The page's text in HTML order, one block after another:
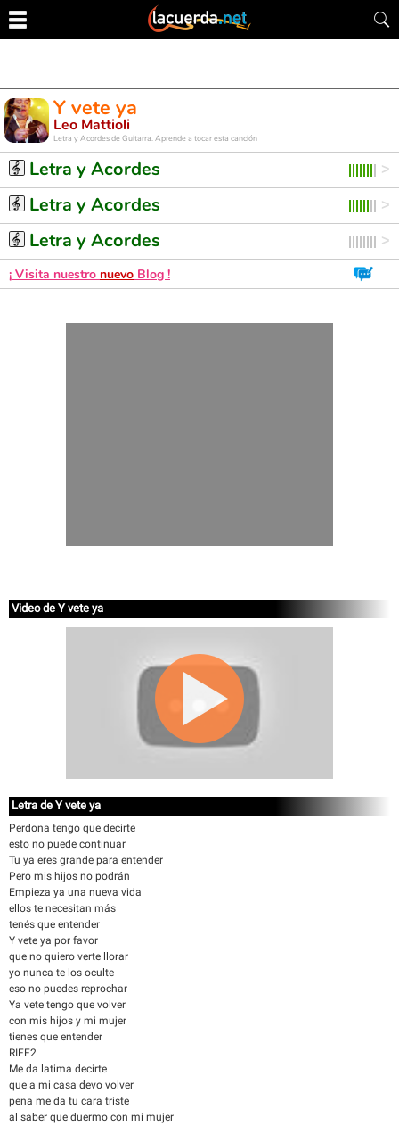
Y vete ya
Leo Mattioli
Letra y Acordes de Guitarra. Aprende a tocar esta canción
Letra y Acordes
Letra y Acordes
Letra y Acordes
¡ Visita nuestro nuevo Blog !
Video de Y vete ya
Letra de Y vete ya
Perdona tengo que decirte
esto no puede continuar
Tu ya eres grande para entender
Pero mis hijos no podrán
Empieza ya una nueva vida
ellos te necesitan más
tenés que entender
Y vete ya por favor
que no quiero verte llorar
yo nunca te los oculte
eso no puedes reprochar
Ya vete tengo que volver
con mis hijos y mi mujer
tienes que entender
RIFF2
Me da latima decirte
que a mi casa devo volver
pena me da tu cara triste
al saber que duermo con mi mujer